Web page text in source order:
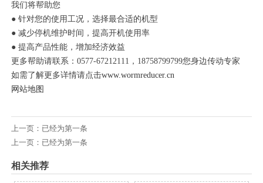
我们将帮助您
● 针对您的使用工况，选择最合适的机型
● 减少停机维护时间，提高开机使用率
● 提高产品性能，增加经济效益
更多帮助请联系：0577-67212111，18758799799您身边传动专家
如需了解更多详情请点击www.wormreducer.cn
网站地图
上一页：已经为第一条
上一页：已经为第一条
相关推荐